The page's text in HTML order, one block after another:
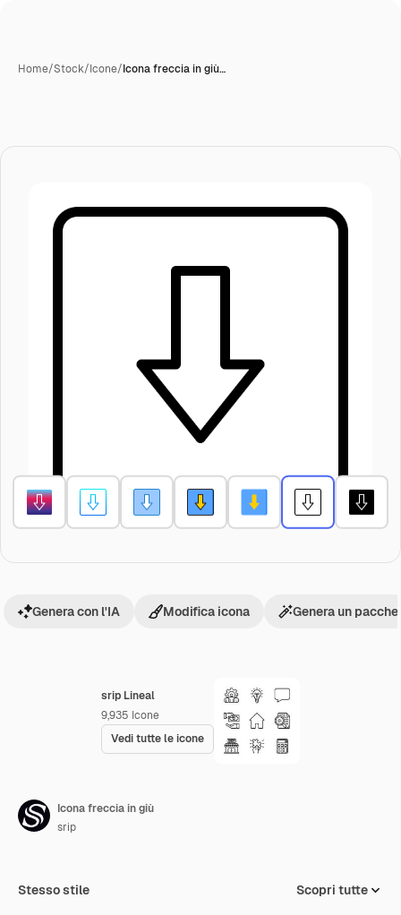
Home/Stock/Icone/Icona freccia in giù…
srip Lineal
9,935 Icone
Vedi tutte le icone
Genera con l'IA Modifica icona Genera un
Icona freccia in giù
srip
Stesso stile Scopri tutte